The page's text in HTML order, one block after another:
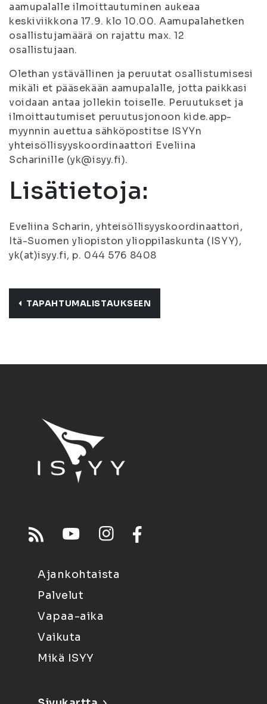
aamupalalle ilmoittautuminen aukeaa
keskiviikkona 17.9. klo 10.00. Aamupalahetken
osallistujamäärä on rajattu max. 12
osallistujaan.
Olethan ystävällinen ja peruutat osallistumisesi
mikäli et pääsekään aamupalalle, jotta paikkasi
voidaan antaa jollekin toiselle. Peruutukset ja
ilmoittautumiset peruutusjonoon kide.app-
myynnin auettua sähköpostitse ISYYn
yhteisöllisyyskoordinaattori Eveliina
Scharinille (yk@isyy.fi).
Lisätietoja:
Eveliina Scharin, yhteisöllisyyskoordinaattori,
Itä-Suomen yliopiston ylioppilaskunta (ISYY),
yk(at)isyy.fi, p. 044 576 8408
TAPAHTUMALISTAUKSEEN
Ajankohtaista
Palvelut
Vapaa-aika
Vaikuta
Mikä ISYY